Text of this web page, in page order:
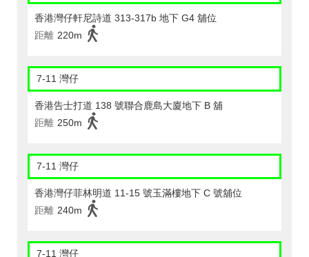
香港灣仔軒尼詩道 313-317b 地下 G4 舖位
距離 220m
7-11 灣仔
香港告士打道 138 號聯合鹿島大廈地下 B 舖
距離 250m
7-11 灣仔
香港灣仔菲林明道 11-15 號玉滿樓地下 C 號舖位
距離 240m
7-11 灣仔